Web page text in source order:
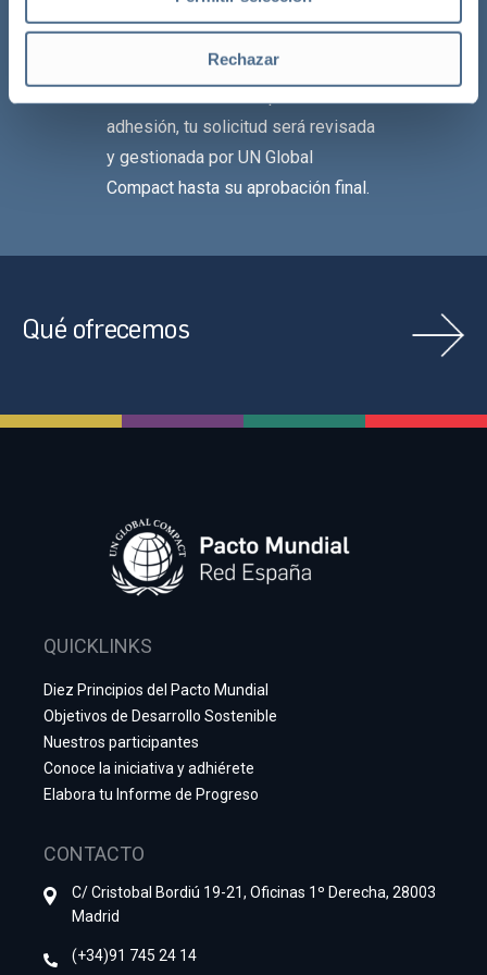
Rechazar
adhesión, tu solicitud será revisada
y gestionada por UN Global
Compact hasta su aprobación final.
Qué ofrecemos
QUICKLINKS
Diez Principios del Pacto Mundial
Objetivos de Desarrollo Sostenible
Nuestros participantes
Conoce la iniciativa y adhiérete
Elabora tu Informe de Progreso
CONTACTO
C/ Cristobal Bordiú 19-21, Oficinas 1º Derecha, 28003
Madrid
(+34)91 745 24 14